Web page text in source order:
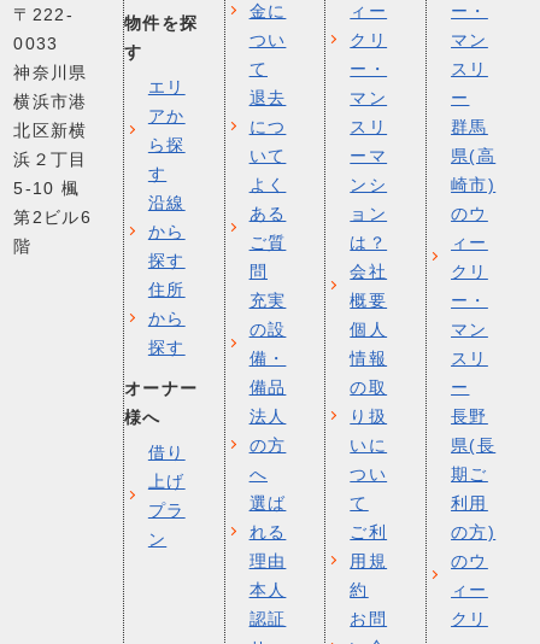
〒222-
0033
神奈川県
横浜市港
北区新横
浜２丁目
5-10 楓
第2ビル6
階
物件を探
す
エリ
アか
ら探
す
沿線
から
探す
住所
から
探す
オーナー
様へ
借り
上げ
プラ
ン
金に
つい
て
退去
につ
いて
よく
ある
ご質
問
充実
の設
備・
備品
法人
の方
へ
選ば
れる
理由
本人
認証
ィー
クリ
ー・
マン
スリ
ーマ
ンシ
ョン
は？
会社
概要
個人
情報
の取
り扱
いに
つい
て
ご利
用規
約
お問
ー・
マン
スリ
ー
群馬
県(高
崎市)
のウ
ィー
クリ
ー・
マン
スリ
ー
長野
県(長
期ご
利用
の方)
のウ
ィー
クリ